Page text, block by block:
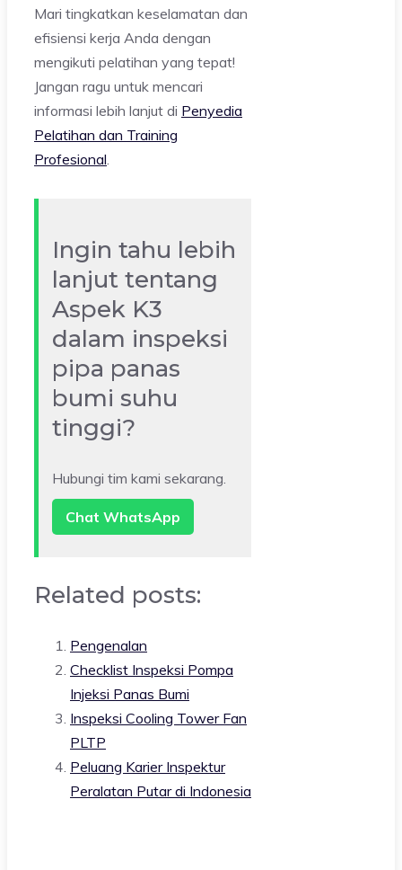
Mari tingkatkan keselamatan dan
efisiensi kerja Anda dengan
mengikuti pelatihan yang tepat!
Jangan ragu untuk mencari
informasi lebih lanjut di Penyedia
Pelatihan dan Training
Profesional.
Ingin tahu lebih
lanjut tentang
Aspek K3
dalam inspeksi
pipa panas
bumi suhu
tinggi?
Hubungi tim kami sekarang.
Chat WhatsApp
Related posts:
Pengenalan
Checklist Inspeksi Pompa
Injeksi Panas Bumi
Inspeksi Cooling Tower Fan
PLTP
Peluang Karier Inspektur
Peralatan Putar di Indonesia